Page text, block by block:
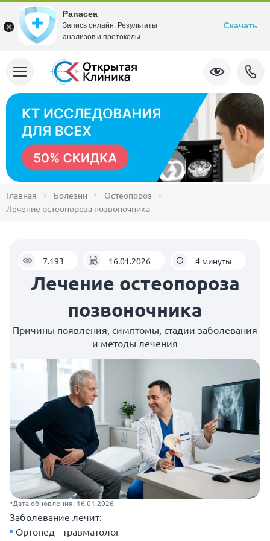
Главная Болезни
Остеопороз
Лечение остеопороза позвоночника
7.193 16.01.2026 4 минуты
Лечение остеопороза
позвоночника
Причины появления, симптомы, стадии заболевания
и методы лечения
*Дата обновления: 16.01.2026
Заболевание лечит:
Ортопед - травматолог
Panacea
Запись онлайн. Результаты
анализов и протоколы.
Скачать